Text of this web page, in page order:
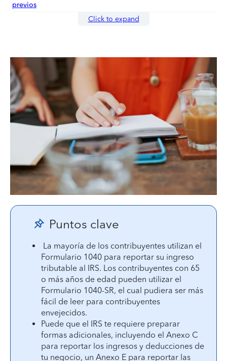
previos
Click to expand
Puntos clave
La mayoría de los contribuyentes utilizan el
Formulario 1040 para reportar su ingreso
tributable al IRS. Los contribuyentes con 65
o más años de edad pueden utilizar el
Formulario 1040-SR, el cual pudiera ser más
fácil de leer para contribuyentes
envejecidos.
Puede que el IRS te requiere preparar
formas adicionales, incluyendo el Anexo C
para reportar los ingresos y deducciones de
tu negocio, un Anexo E para reportar las